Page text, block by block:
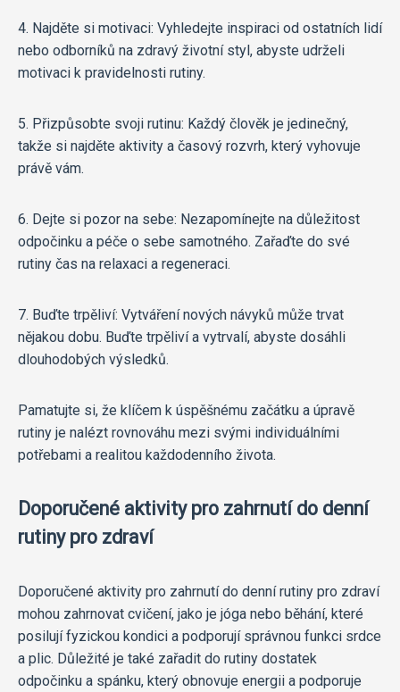
4. Najděte si motivaci: Vyhledejte inspiraci od ostatních lidí
nebo odborníků na zdravý životní styl, abyste udrželi
motivaci k pravidelnosti rutiny.
5. Přizpůsobte svoji rutinu: Každý člověk je jedinečný,
takže si najděte aktivity a časový rozvrh, který vyhovuje
právě vám.
6. Dejte si pozor na sebe: Nezapomínejte na důležitost
odpočinku a péče o sebe samotného. Zařaďte do své
rutiny čas na relaxaci a regeneraci.
7. Buďte trpěliví: Vytváření nových návyků může trvat
nějakou dobu. Buďte trpěliví a vytrvalí, abyste dosáhli
dlouhodobých výsledků.
Pamatujte si, že klíčem k úspěšnému začátku a úpravě
rutiny je nalézt rovnováhu mezi svými individuálními
potřebami a realitou každodenního života.
Doporučené aktivity pro zahrnutí do denní
rutiny pro zdraví
Doporučené aktivity pro zahrnutí do denní rutiny pro zdraví
mohou zahrnovat cvičení, jako je jóga nebo běhání, které
posilují fyzickou kondici a podporují správnou funkci srdce
a plic. Důležité je také zařadit do rutiny dostatek
odpočinku a spánku, který obnovuje energii a podporuje